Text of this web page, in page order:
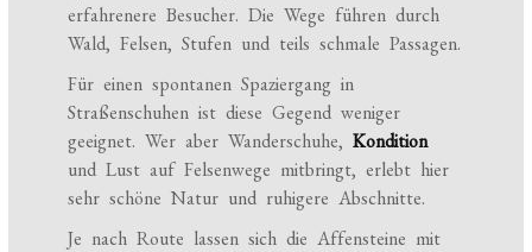
erfahrenere Besucher. Die Wege führen durch
Wald, Felsen, Stufen und teils schmale Passagen.
Für einen spontanen Spaziergang in
Straßenschuhen ist diese Gegend weniger
geeignet. Wer aber Wanderschuhe,Kondition
und Lust auf Felsenwege mitbringt, erlebt hier
sehr schöne Natur und ruhigere Abschnitte.
Je nach Route lassen sich die Affensteine mit